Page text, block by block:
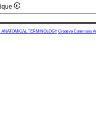
TERMINOLOGY Creative Commons